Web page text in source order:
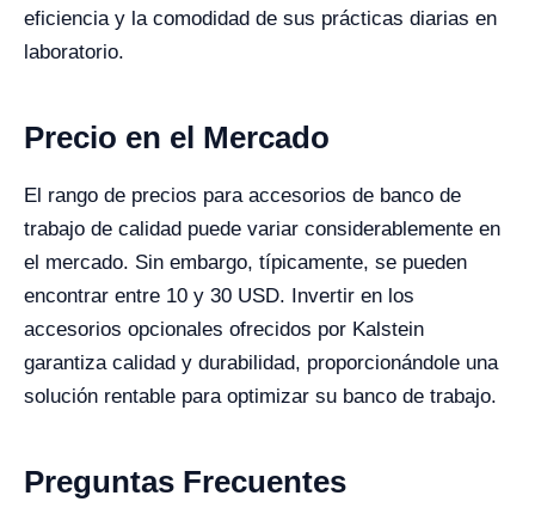
eficiencia y la comodidad de sus prácticas diarias en
laboratorio.
Precio en el Mercado
El rango de precios para accesorios de banco de
trabajo de calidad puede variar considerablemente en
el mercado. Sin embargo, típicamente, se pueden
encontrar entre 10 y 30 USD. Invertir en los
accesorios opcionales ofrecidos por Kalstein
garantiza calidad y durabilidad, proporcionándole una
solución rentable para optimizar su banco de trabajo.
Preguntas Frecuentes